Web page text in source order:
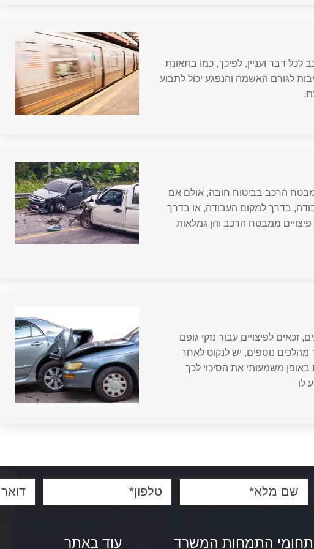
דבר ועניין, לפיכך, כמו בתאונת
לגורם האשמה והנפגע יכול לתבוע
הרכב בביטוח חובה, אולם אם
בדרך למקום העבודה, או בדרך
ממבטח הרכב והן גמלאות
זכאים לפיצויים עבור נזקי גופם
נוספים, יש לנקוט לאחר
משמעותי את הסיכוי לכך
לו
תחומי התמחות המשרד עוד באתר